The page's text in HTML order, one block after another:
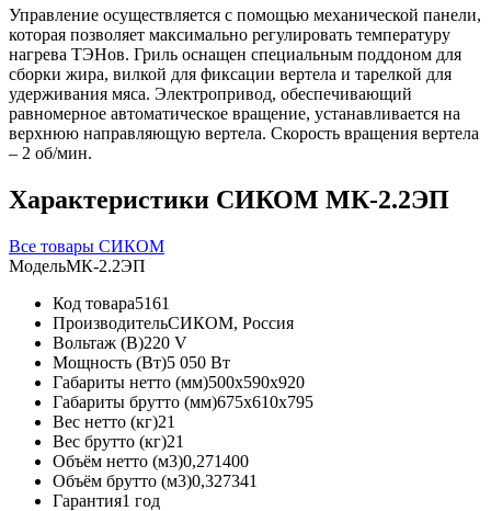
Управление осуществляется с помощью механической панели,
которая позволяет максимально регулировать температуру
нагрева ТЭНов. Гриль оснащен специальным поддоном для
сборки жира, вилкой для фиксации вертела и тарелкой для
удерживания мяса. Электропривод, обеспечивающий
равномерное автоматическое вращение, устанавливается на
верхнюю направляющую вертела. Скорость вращения вертела
– 2 об/мин.
Характеристики СИКОМ МК-2.2ЭП
Все товары СИКОМ
МодельМК-2.2ЭП
Код товара5161
ПроизводительСИКОМ, Россия
Вольтаж (В)220 V
Мощность (Вт)5 050 Вт
Габариты нетто (мм)500x590x920
Габариты брутто (мм)675x610x795
Вес нетто (кг)21
Вес брутто (кг)21
Объём нетто (м3)0,271400
Объём брутто (м3)0,327341
Гарантия1 год